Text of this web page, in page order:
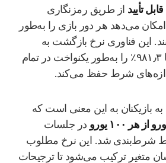
قابل تأیید از طریق رمزنگاری
امکان می‌دهد هر دور بازی را به‌طور
این فناوری نرخ بازگشت به
بازیکن (RTP) برابر با ۹۸۱٫۳٪ را به‌طور یکنواخت در تمام
شرط حفظ می‌کند.
بازگشت 98% به بازیکنان به این معنی است که
در جلسات
شرط‌بندی شد. این نرخ مطلوب
متغیر ترکیب می‌شود تا ترجیحات